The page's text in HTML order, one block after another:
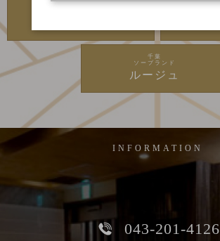
吉原
千葉
ソープランド
ルージュ
INFORMATION
043-201-4126